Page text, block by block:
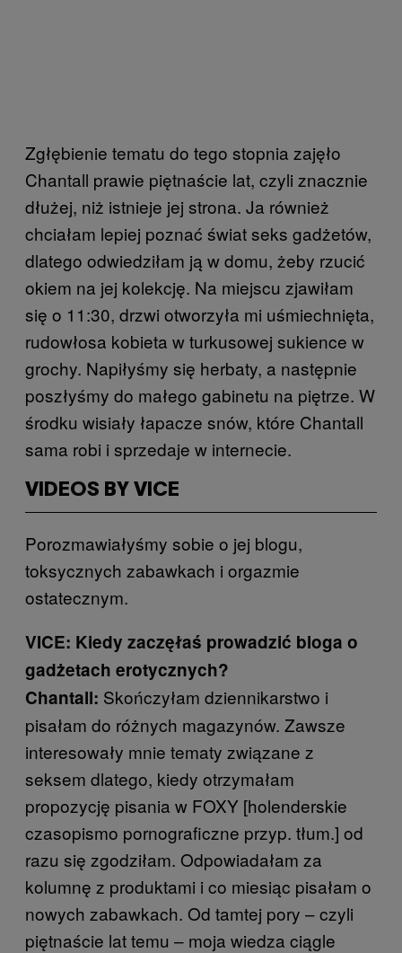
Zgłębienie tematu do tego stopnia zajęło
Chantall prawie piętnaście lat, czyli znacznie
dłużej, niż istnieje jej strona. Ja również
chciałam lepiej poznać świat seks gadżetów,
dlatego odwiedziłam ją w domu, żeby rzucić
okiem na jej kolekcję. Na miejscu zjawiłam
się o 11:30, drzwi otworzyła mi uśmiechnięta,
rudowłosa kobieta w turkusowej sukience w
grochy. Napiłyśmy się herbaty, a następnie
poszłyśmy do małego gabinetu na piętrze. W
środku wisiały łapacze snów, które Chantall
sama robi i sprzedaje w internecie.
VIDEOS BY VICE
Porozmawiałyśmy sobie o jej blogu,
toksycznych zabawkach i orgazmie
ostatecznym.
VICE: Kiedy zaczęłaś prowadzić bloga o
gadżetach erotycznych?
Chantall: Skończyłam dziennikarstwo i
pisałam do różnych magazynów. Zawsze
interesowały mnie tematy związane z
seksem dlatego, kiedy otrzymałam
propozycję pisania w FOXY [holenderskie
czasopismo pornograficzne przyp. tłum.] od
razu się zgodziłam. Odpowiadałam za
kolumnę z produktami i co miesiąc pisałam o
nowych zabawkach. Od tamtej pory – czyli
piętnaście lat temu – moja wiedza ciągle